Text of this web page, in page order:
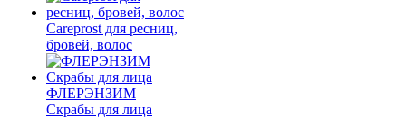
Careprost для ресниц,
бровей, волос
ФЛЕРЭНЗИМ
Скрабы для лица